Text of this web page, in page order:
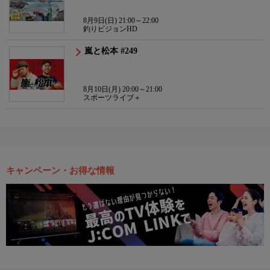
8月9日(日) 21:00～22:00
釣りビジョンHD
嵐と松本 #249
8月10日(月) 20:00～21:00
スポーツライブ＋
キャンペーン・お得な情報